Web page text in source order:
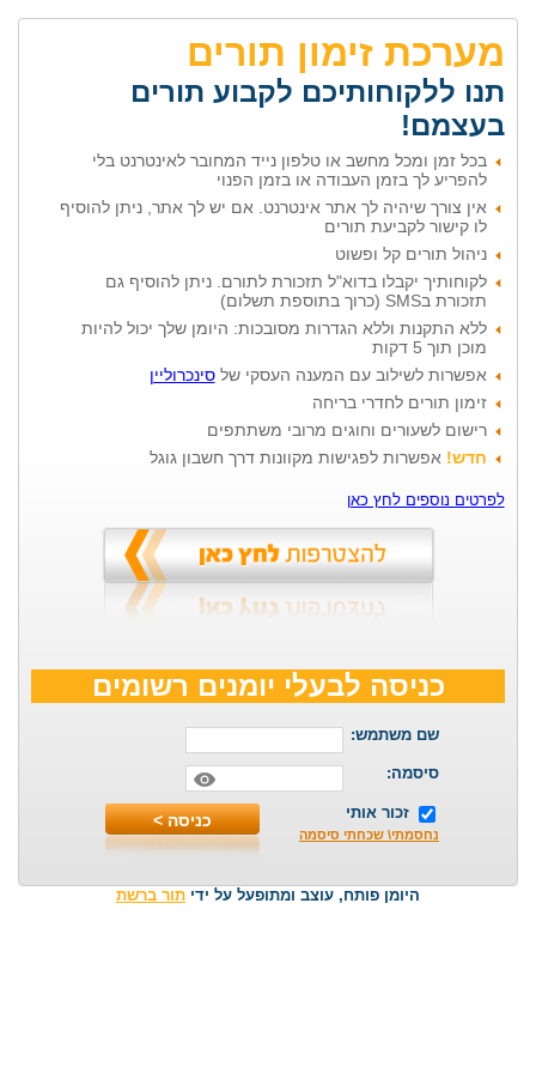
מערכת זימון תורים
תנו ללקוחותיכם לקבוע תורים
בעצמם!
בכל זמן ומכל מחשב או טלפון נייד המחובר לאינטרנט בלי
להפריע לך בזמן העבודה או בזמן הפנוי
אין צורך שיהיה לך אתר אינטרנט. אם יש לך אתר, ניתן להוסיף
לו קישור לקביעת תורים
ניהול תורים קל ופשוט
לקוחותיך יקבלו בדוא"ל תזכורת לתורם. ניתן להוסיף גם
תזכורת בSMS (כרוך בתוספת תשלום)
ללא התקנות וללא הגדרות מסובכות: היומן שלך יכול להיות
מוכן תוך 5 דקות
אפשרות לשילוב עם המענה העסקי שלסינכרוליין
זימון תורים לחדרי בריחה
רישום לשעורים וחוגים מרובי משתתפים
חדש! אפשרות לפגישות מקוונות דרך חשבון גוגל
לפרטים נוספים לחץ כאן
כניסה לבעלי יומנים רשומים
שם משתמש:
סיסמה:
זכור אותי
נחסמתי\ שכחתי סיסמה
היומן פותח, עוצב ומתופעל על ידי תור ברשת